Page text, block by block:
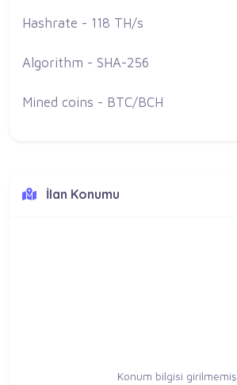
Hashrate - 118 TH/s
Algorithm - SHA-256
Mined coins - BTC/BCH
İlan Konumu
Konum bilgisi girilmemiş.